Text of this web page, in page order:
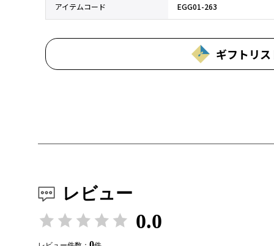
アイテムコード EGG01-263
ギフトリス
レビュー
0.0